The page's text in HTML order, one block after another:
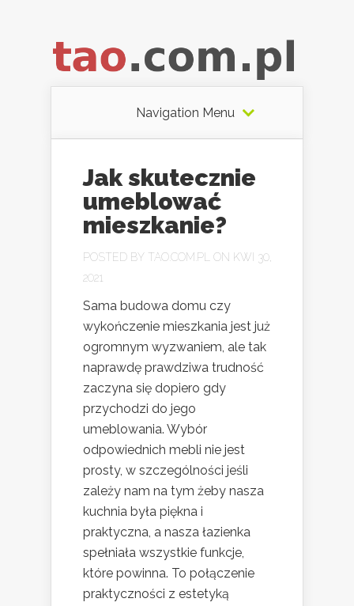
Navigation Menu
Jak skutecznie
umeblować
mieszkanie?
POSTED BY TAO.COM.PL
ON KWI 30,
2021
Sama budowa domu czy
wykończenie mieszkania jest już
ogromnym wyzwaniem, ale tak
naprawdę prawdziwa trudność
zaczyna się dopiero gdy
przychodzi do jego
umeblowania. Wybór
odpowiednich mebli nie jest
prosty, w szczególności jeśli
zależy nam na tym żeby nasza
kuchnia była piękna i
praktyczna, a nasza łazienka
spełniała wszystkie funkcje,
które powinna. To połączenie
praktyczności z estetyką